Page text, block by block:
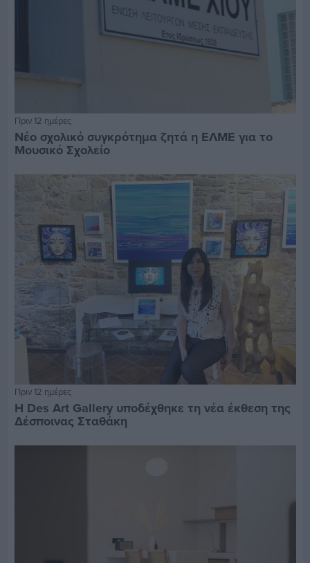
Πριν 12 ημέρες
Νέο σχολικό συγκρότημα ζητά η ΕΛΜΕ για το
Μουσικό Σχολείο
Πριν 12 ημέρες
Η Des Art Gallery υποδέχθηκε τη νέα έκθεση της
Δέσποινας Σταθάκη